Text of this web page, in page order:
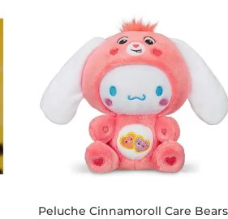
Peluche Cinnamoroll Care Bears